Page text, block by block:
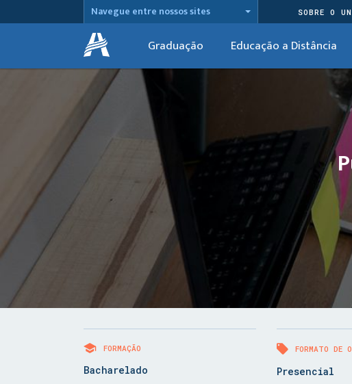
Navegue entre nossos sites SOBRE O
Graduação Educação a Distância
FORMAÇÃO
Bacharelado
FORMATO DE
Presencial